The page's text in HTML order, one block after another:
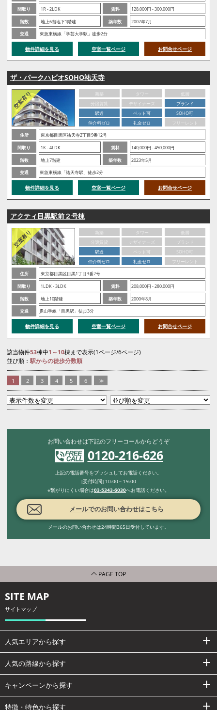
間取り
1R - 2LDK 賃料
128,000円 - 300,000円
階数
地上6階地下1階建 築年数
2007年7月
交通
東急東横線「学芸大学駅」徒歩2分
物件詳細を見る 空室一覧ページ お問合せページ
ザ・パークハビオSOHO祐天寺
新築 タワー
低層
分譲賃貸
デザイナーズ
ブランド
駅近
ペット可
SOHO可
仲介料ゼロ
礼金ゼロ
フリーレント
住所
東京都目黒区祐天寺2丁目9番12号
間取り
1K - 4LDK 賃料
140,000円 - 450,000円
階数
地上7階建 築年数
2023年5月
交通
東急東横線「祐天寺駅」徒歩2分
物件詳細を見る 空室一覧ページ お問合せページ
アクティ目黒駅前２号棟
新築 タワー
低層
分譲賃貸
デザイナーズ
ブランド
駅近
ペット可
SOHO可
仲介料ゼロ
礼金ゼロ
フリーレント
住所
東京都目黒区目黒1丁目3番2号
間取り
1LDK - 3LDK 賃料
208,000円 - 280,000円
階数
地上10階建 築年数
2000年8月
交通
JR山手線「目黒駅」徒歩3分
物件詳細を見る 空室一覧ページ お問合せページ
該当物件53棟中1～10棟まで表示(1ページ/6ページ)
並び順：駅からの徒歩分数順
1 2 3 4 5 6 >>
お問い合わせは下記のフリーコールからどうぞ
0120-216-626
上記の電話番号をプッシュしてお電話ください。
[受付時間] 10:00～19:00
※繋がりにくい場合は03-5343-6030へお電話ください。
メールでのお問い合わせはこちら
メールのお問い合わせは24時間365日受付しています。
PAGE TOP
SITE MAP
サイトマップ
人気エリアから探す
人気の路線から探す
キャンペーンから探す
特徴・特色から探す